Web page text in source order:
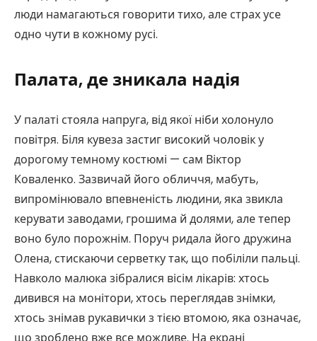
люди намагаються говорити тихо, але страх усе
одно чути в кожному русі.
Палата, де зникала надія
У палаті стояла напруга, від якої ніби холонуло
повітря. Біля кувеза застиг високий чоловік у
дорогому темному костюмі — сам Віктор
Коваленко. Зазвичай його обличчя, мабуть,
випромінювало впевненість людини, яка звикла
керувати заводами, грошима й долями, але тепер
воно було порожнім. Поруч ридала його дружина
Олена, стискаючи серветку так, що побіліли пальці.
Навколо малюка зібралися вісім лікарів: хтось
дивився на монітори, хтось переглядав знімки,
хтось знімав рукавички з тією втомою, яка означає,
що зроблено вже все можливе. На екрані